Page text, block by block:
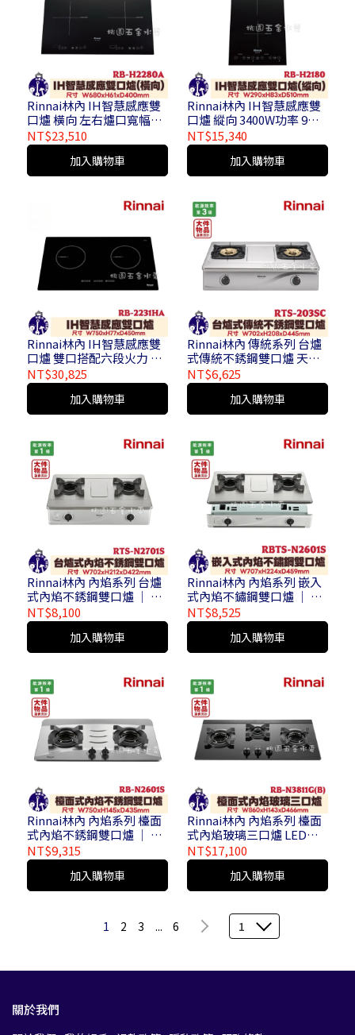
Rinnai林內 IH智慧感應雙
口爐 橫向 左右爐口寬幅加
熱區 10段火力 RB-H2280A
NT$23,510
加入購物車
Rinnai林內 IH智慧感應雙
口爐 縱向 3400W功率 9段
NT$15,340
加入購物車
Rinnai林內 IH智慧感應雙
口爐 雙口搭配六段火力 +
加速段 SCHOTT陶瓷玻璃
觸控天板 RB-2231HA
NT$30,825
加入購物車
Rinnai林內 傳統系列 台爐
式傳統不銹鋼雙口爐 天然
氣 / 液化氣 RTS-203SC (
大件商品運費另計 / 不含安
NT$6,625
加入購物車
Rinnai林內 內焰系列 台爐
式內焰不銹鋼雙口爐 │ 天
然氣 / 液化氣 RTS-
N2701S ( 大件物品運費另
計 / 不含安裝 )
NT$8,100
加入購物車
Rinnai林內 內焰系列 嵌入
式內焰不鏽鋼雙口爐 │ 天
然氣 / 液化氣 RBTS-
N2601S ( 大件物品運費另
計 / 不含安裝 )
NT$8,525
加入購物車
Rinnai林內 內焰系列 檯面
式內焰不銹鋼雙口爐 │ 天
然氣 / 液化氣 RB-N2601S
( 大件物品運費另計 / 不含
NT$9,315
加入購物車
Rinnai林內 內焰系列 檯面
式內焰玻璃三口爐 LED藍
光旋鈕 │ 天然氣 / 液化氣
RB-N3811G ( B ) ( 大件物
品運費另計 / 不含安裝 )
NT$17,100
加入購物車
1 2 3 ... 6 1
關於我們